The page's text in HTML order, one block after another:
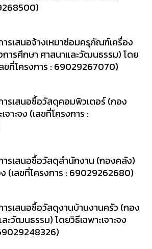
ารเสนอจ้างเหมาซ่อมครุภัณฑ์เครื่อง
ารศึกษา ศาสนาและวัฒนธรรม) โดย
ลขที่โครงการ : 69029267070)
ารเสนอซื้อวัสดุคอมพิวเตอร์ (กอง
จาะจง (เลขที่โครงการ :
ารเสนอซื้อวัสดุสำนักงาน (กองคลัง)
ง (เลขที่โครงการ : 69029262680)
ารเสนอซื้อวัสดุงานบ้านงานครัว (กอง
ะวัฒนธรรม) โดยวิธีเฉพาะเจาะจง